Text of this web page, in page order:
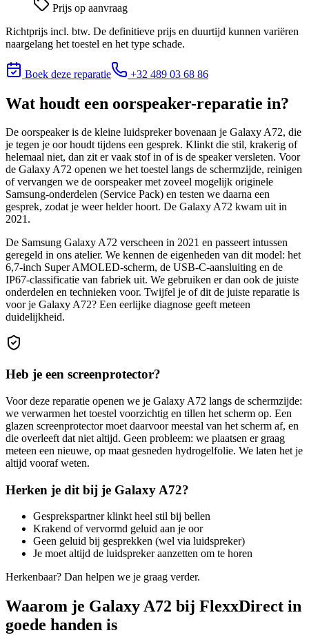
Prijs op aanvraag
Richtprijs incl. btw. De definitieve prijs en duurtijd kunnen variëren
naargelang het toestel en het type schade.
Boek deze reparatie +32 489 03 68 86
Wat houdt een oorspeaker-reparatie in?
De oorspeaker is de kleine luidspreker bovenaan je Galaxy A72, die
je tegen je oor houdt tijdens een gesprek. Klinkt die stil, krakerig of
helemaal niet, dan zit er vaak stof in of is de speaker versleten. Voor
de Galaxy A72 openen we het toestel langs de schermzijde, reinigen
of vervangen we de oorspeaker met zoveel mogelijk originele
Samsung-onderdelen (Service Pack) en testen we daarna een
gesprek, zodat je weer helder hoort. De Galaxy A72 kwam uit in
2021.
De Samsung Galaxy A72 verscheen in 2021 en passeert intussen
geregeld in ons atelier. We kennen de eigenheden van dit model: het
6,7-inch Super AMOLED-scherm, de USB-C-aansluiting en de
IP67-classificatie van fabriek uit. We gebruiken er dan ook de juiste
onderdelen en technieken voor. Twijfel je of dit de juiste reparatie is
voor je Galaxy A72? Een eerlijke diagnose geeft meteen
duidelijkheid.
Heb je een screenprotector?
Voor deze reparatie openen we je Galaxy A72 langs de schermzijde:
we verwarmen het toestel voorzichtig en tillen het scherm op. Een
glazen screenprotector moet daarvoor meestal van het scherm af, en
die overleeft dat niet altijd. Geen probleem: we plaatsen er graag
meteen een nieuwe, op maat gesneden hydrogelfolie. We laten het je
altijd vooraf weten.
Herken je dit bij je Galaxy A72?
Gesprekspartner klinkt heel stil bij bellen
Krakend of vervormd geluid aan je oor
Geen geluid bij gesprekken (wel via luidspreker)
Je moet altijd de luidspreker aanzetten om te horen
Herkenbaar? Dan helpen we je graag verder.
Waarom je Galaxy A72 bij FlexxDirect in
goede handen is